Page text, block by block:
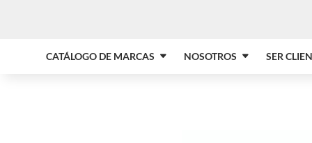
CATÁLOGO DE MARCAS NOSOTROS SER